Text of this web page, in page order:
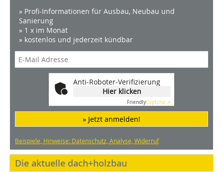
» Profi-Informationen für Ausbau, Neubau und
Sanierung
» 1 x im Monat
» kostenlos und jederzeit kündbar
Anti-Roboter-Verifizierung
Hier klicken
FriendlyCaptcha ⇗
» Jetzt anmelden!
Beispiele, Hinweise: Datenschutz, Analyse, Widerruf
Die aktuelle dach+holzbau